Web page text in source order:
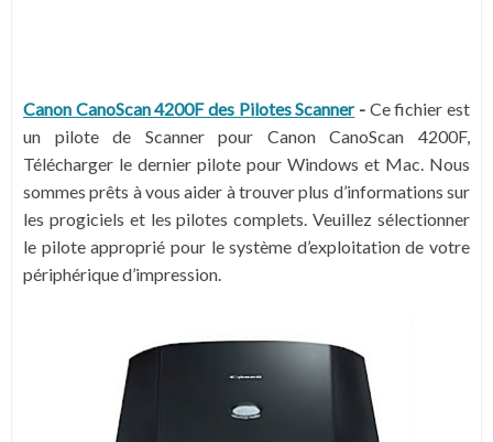
Canon CanoScan 4200F des Pilotes Scanner- Ce fichier est
un pilote de Scanner pour Canon CanoScan 4200F,
Télécharger le dernier pilote pour Windows et Mac. Nous
sommes prêts à vous aider à trouver plus d’informations sur
les progiciels et les pilotes complets. Veuillez sélectionner
le pilote approprié pour le système d’exploitation de votre
périphérique d’impression.